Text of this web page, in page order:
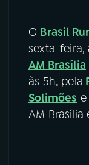
O Brasil
sexta-feira,
AM Brasília
às 5h, pela
Solimões
AM Brasília